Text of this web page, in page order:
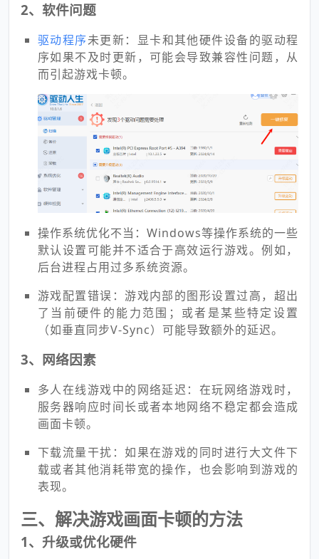
2、软件问题
驱动程序未更新：显卡和其他硬件设备的驱动程
序如果不及时更新，可能会导致兼容性问题，从
而引起游戏卡顿。
操作系统优化不当：Windows等操作系统的一些
默认设置可能并不适合于高效运行游戏。例如，
后台进程占用过多系统资源。
游戏配置错误：游戏内部的图形设置过高，超出
了当前硬件的能力范围；或者是某些特定设置
（如垂直同步V-Sync）可能导致额外的延迟。
3、网络因素
多人在线游戏中的网络延迟：在玩网络游戏时，
服务器响应时间长或者本地网络不稳定都会造成
画面卡顿。
下载流量干扰：如果在游戏的同时进行大文件下
载或者其他消耗带宽的操作，也会影响到游戏的
表现。
三、解决游戏画面卡顿的方法
1、升级或优化硬件